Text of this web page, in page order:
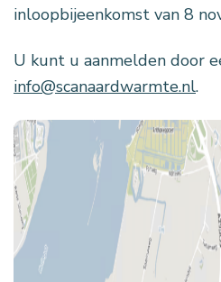
inloopbijeenkomst van 8
U kunt u aanmelden door
info@scanaardwarmte.nl.